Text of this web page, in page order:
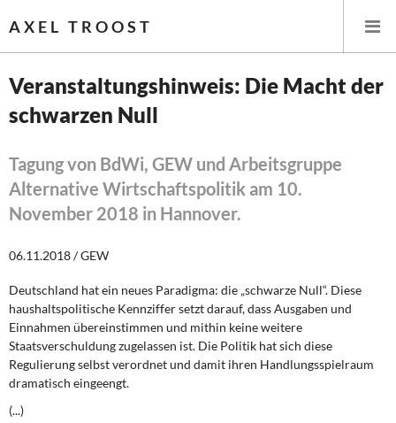
AXEL TROOST
Startseite
Themen
Leitlinien linker Wirtschafts- und Finanzpolitik
Steuer- und Finanzpolitik
Öffentliche Infrastruktur und Daseinsvorsorge
Eurokrise und Griechenland
Veranstaltungshinweis: Die Macht der
schwarzen Null
Tagung von BdWi, GEW und Arbeitsgruppe
Alternative Wirtschaftspolitik am 10.
November 2018 in Hannover.
06.11.2018 / GEW
Deutschland hat ein neues Paradigma: die „schwarze Null“. Diese
haushaltspolitische Kennziffer setzt darauf, dass Ausgaben und
Einnahmen übereinstimmen und mithin keine weitere
Staatsverschuldung zugelassen ist. Die Politik hat sich diese
Regulierung selbst verordnet und damit ihren Handlungsspielraum
dramatisch eingeengt.
(...)